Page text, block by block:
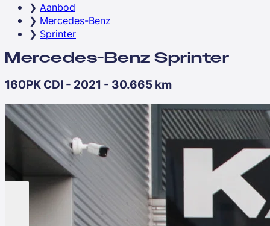
Aanbod
Mercedes-Benz
Sprinter
Mercedes-Benz Sprinter
160PK CDI - 2021 - 30.665 km